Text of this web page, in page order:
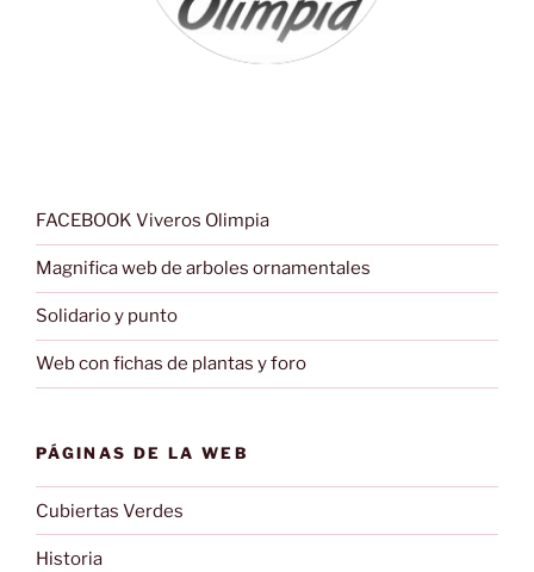
FACEBOOK Viveros Olimpia
Magnifica web de arboles ornamentales
Solidario y punto
Web con fichas de plantas y foro
PÁGINAS DE LA WEB
Cubiertas Verdes
Historia